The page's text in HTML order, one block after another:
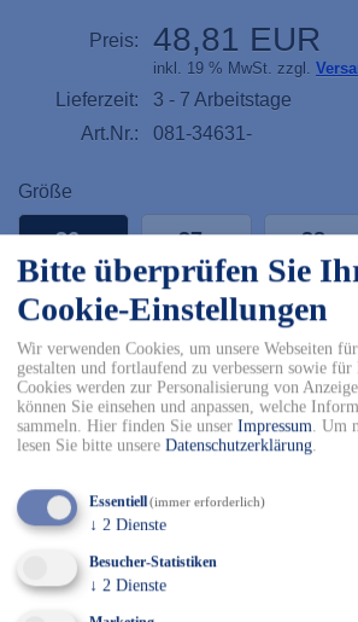
Bitte überprüfen Sie
Cookie-Einstellungen
Wir verwenden Cookies, um unsere Webseiten
gestalten und fortlaufend zu verbessern sowie
Cookies werden zur Personalisierung von
können Sie einsehen und anpassen, welche
sammeln. Hier finden Sie unser Impressum. Um
lesen Sie bitte unsere Datenschutzerklärung.
Essentiell(immer erforderlich)
↓ 2 Dienste
Besucher-Statistiken
↓ 2 Dienste
Preis: 48,81 EUR
inkl. 19 % MwSt. zzgl.
Lieferzeit:
3 - 7 Arbeitstage
Art.Nr.:
081-34631-
Größe
36 37 38
40 41 42
44 45 46
-
In den
✓ Kostenfreier Versand innerhalb DE
✓ Versand mit DHL